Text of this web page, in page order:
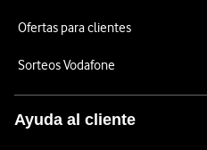
Ofertas para clientes
Sorteos Vodafone
Ayuda al cliente